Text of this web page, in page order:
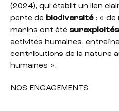
(2024), qui établit un lien
perte de biodiversité: « de
marins ont été surexploités
activités humaines,
contributions de la nature
humaines ».
NOS ENGAGEMENTS